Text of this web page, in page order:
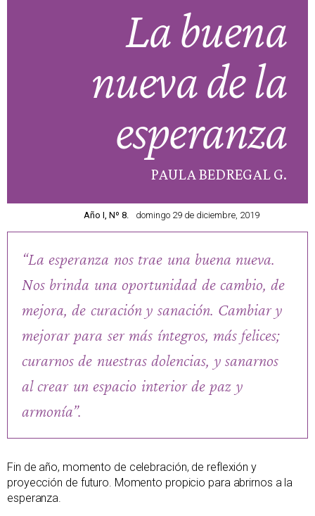
La buena
nueva de la
esperanza
PAULA BEDREGAL G.
Año I, Nº 8. domingo 29 de diciembre, 2019
“La esperanza nos trae una buena nueva.
Nos brinda una oportunidad de cambio, de
mejora, de curación y sanación. Cambiar y
mejorar para ser más íntegros, más felices;
curarnos de nuestras dolencias, y sanarnos
al crear un espacio interior de paz y
armonía”.
Fin de año, momento de celebración, de reflexión y
proyección de futuro. Momento propicio para abrirnos a la
esperanza.